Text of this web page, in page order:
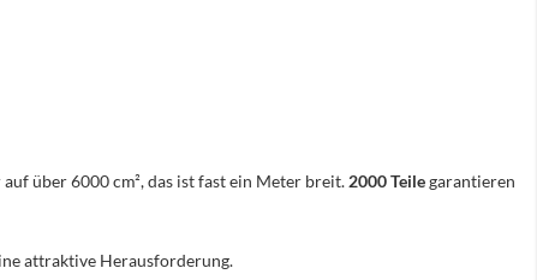
über 6000 cm², das ist fast ein Meter breit. 2000 Teilegarantieren
attraktive Herausforderung.